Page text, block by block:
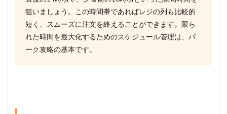
狙いましょう。この時間帯であればレジの列も比較的
短く、スムーズに注文を終えることができます。限ら
れた時間を最大化するためのスケジュール管理は、パ
ーク攻略の基本です。